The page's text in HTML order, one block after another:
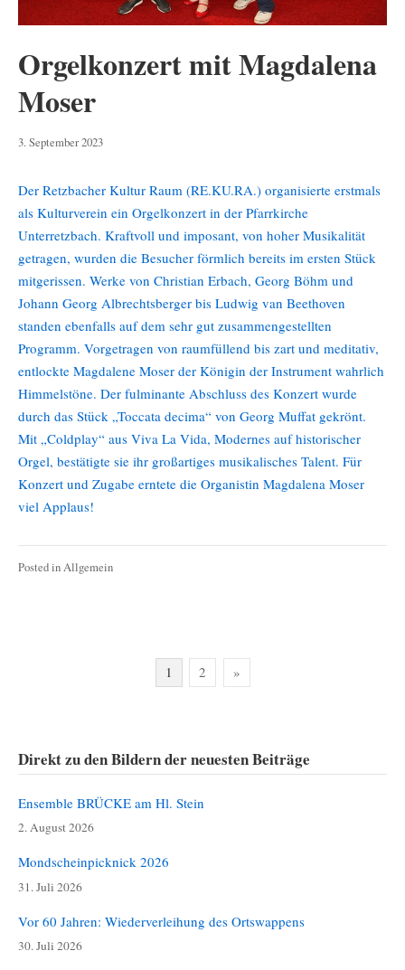
Orgelkonzert mit Magdalena
Moser
3. September 20234.
Der Retzbacher Kultur Raum (RE.KU.RA.) organisierte erstmals
als Kulturverein ein Orgelkonzert in der Pfarrkirche
Unterretzbach. Kraftvoll und imposant, von hoher Musikalität
getragen, wurden die Besucher förmlich bereits im ersten Stück
mitgerissen. Werke von Christian Erbach, Georg Böhm und
Johann Georg Albrechtsberger bis Ludwig van Beethoven
standen ebenfalls auf dem sehr gut zusammengestellten
Programm. Vorgetragen von raumfüllend bis zart und meditativ,
entlockte Magdalene Moser der Königin der Instrument wahrlich
Himmelstöne. Der fulminante Abschluss des Konzert wurde
durch das Stück „Toccata decima“ von Georg Muffat gekrönt.
Mit „Coldplay“ aus Viva La Vida, Modernes auf historischer
Orgel, bestätigte sie ihr großartiges musikalisches Talent. Für
Konzert und Zugabe erntete die Organistin Magdalena Moser
viel Applaus!
Posted inAllgemein
Seitennummerierung
1 2 »
Direkt zu den Bildern der neuesten Beiträge
Ensemble BRÜCKE am Hl. Stein
2. August 2026
Mondscheinpicknick 2026
31. Juli 2026
Vor 60 Jahren: Wiederverleihung des Ortswappens
30. Juli 2026